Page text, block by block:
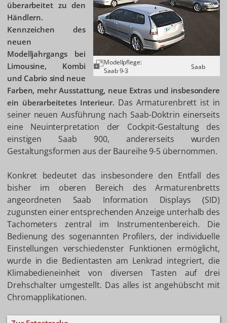
Modellpflege:
Saab 9-3
Saab
überarbeitet zu den
Händlern.
Kennzeichen des
neuen
Modelljahrgangs bei
Limousine, Kombi
und Cabrio sind neue
Farben, mehr Ausstattung, neue Extras und insbesondere
ein überarbeitetes Interieur. Das Armaturenbrett ist in
seiner neuen Ausführung nach Saab-Doktrin einerseits
eine Neuinterpretation der Cockpit-Gestaltung des
einstigen Saab 900, andererseits wurden
Gestaltungsformen aus der Baureihe 9-5 übernommen.
Konkret bedeutet das insbesondere den Entfall des
bisher im oberen Bereich des Armaturenbretts
angeordneten Saab Information Displays (SID)
zugunsten einer entsprechenden Anzeige unterhalb des
Tachometers zentral im Instrumentenbereich. Die
Bedienung des sogenannten Profilers, der individuelle
Einstellungen verschiedenster Funktionen ermöglicht,
wurde in die Bedientasten am Lenkrad integriert, die
Klimabedieneinheit von diversen Tasten auf drei
Drehschalter umgestellt. Das alles ist angehübscht mit
Chromapplikationen.